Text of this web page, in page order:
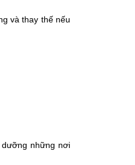
và thay thế nếu
dưỡng những nơi